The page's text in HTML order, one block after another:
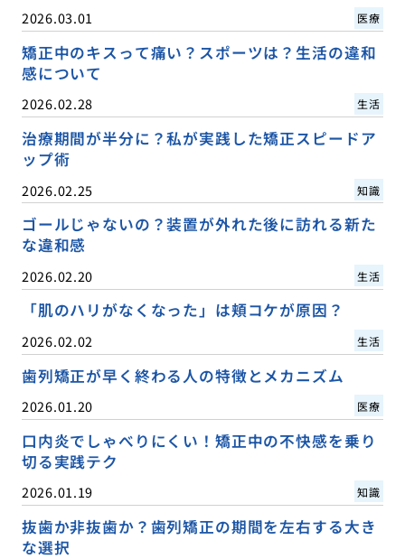
2026.03.01 医療
矯正中のキスって痛い？スポーツは？生活の違和
感について
2026.02.28 生活
治療期間が半分に？私が実践した矯正スピードア
ップ術
2026.02.25 知識
ゴールじゃないの？装置が外れた後に訪れる新た
な違和感
2026.02.20 生活
「肌のハリがなくなった」は頬コケが原因？
2026.02.02 生活
歯列矯正が早く終わる人の特徴とメカニズム
2026.01.20 医療
口内炎でしゃべりにくい！矯正中の不快感を乗り
切る実践テク
2026.01.19 知識
抜歯か非抜歯か？歯列矯正の期間を左右する大き
な選択